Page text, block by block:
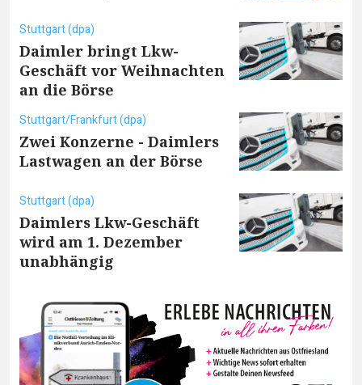
Stuttgart (dpa)
Daimler bringt Lkw-
Geschäft vor Weihnachten
an die Börse
Stuttgart/Frankfurt (dpa)
Zwei Konzerne - Daimlers
Lastwagen an der Börse
Stuttgart (dpa)
Daimlers Lkw-Geschäft
wird am 1. Dezember
unabhängig